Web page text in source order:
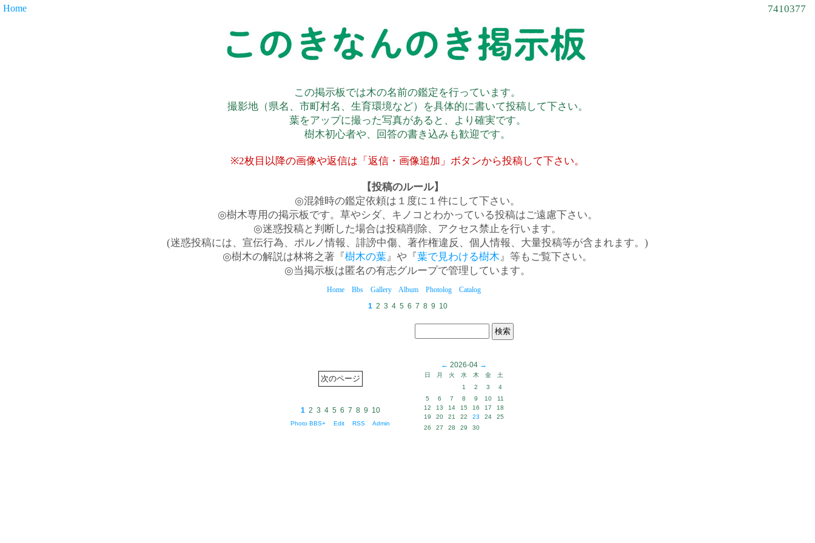
Home 7410377
この掲示板では木の名前の鑑定を行っています。
撮影地（県名、市町村名、生育環境など）を具体的に書いて投稿して下さい。
葉をアップに撮った写真があると、より確実です。
樹木初心者や、回答の書き込みも歓迎です。
※2枚目以降の画像や返信は「返信・画像追加」ボタンから投稿して下さい。
【投稿のルール】
◎混雑時の鑑定依頼は１度に１件にして下さい。
◎樹木専用の掲示板です。草やシダ、キノコとわかっている投稿はご遠慮下さい。
◎迷惑投稿と判断した場合は投稿削除、アクセス禁止を行います。
(迷惑投稿には、宣伝行為、ポルノ情報、誹謗中傷、著作権違反、個人情報、大量投稿等が含まれます。)
◎樹木の解説は林将之著『樹木の葉』や『葉で見わける樹木』等もご覧下さい。
◎当掲示板は匿名の有志グループで管理しています。
Home Bbs Gallery Album Photolog
Catalog
1 2 3 4 5 6 7 8 9 10
1 2 3 4 5 6 7 8 9 10
Photo BBS+ Edit RSS Admin
← 2026-04 →
日 月 火 水 木 金
土
1
2 3
4
5
6 7 8 9 10
11
12
13 14 15 16 17
18
19
20 21 22 23 24
25
26
27 28 29 30